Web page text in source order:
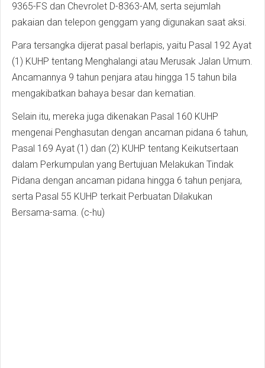
9365-FS dan Chevrolet D-8363-AM, serta sejumlah
pakaian dan telepon genggam yang digunakan saat aksi.
Para tersangka dijerat pasal berlapis, yaitu Pasal 192 Ayat
(1) KUHP tentang Menghalangi atau Merusak Jalan Umum.
Ancamannya 9 tahun penjara atau hingga 15 tahun bila
mengakibatkan bahaya besar dan kematian.
Selain itu, mereka juga dikenakan Pasal 160 KUHP
mengenai Penghasutan dengan ancaman pidana 6 tahun,
Pasal 169 Ayat (1) dan (2) KUHP tentang Keikutsertaan
dalam Perkumpulan yang Bertujuan Melakukan Tindak
Pidana dengan ancaman pidana hingga 6 tahun penjara,
serta Pasal 55 KUHP terkait Perbuatan Dilakukan
Bersama-sama. (c-hu)